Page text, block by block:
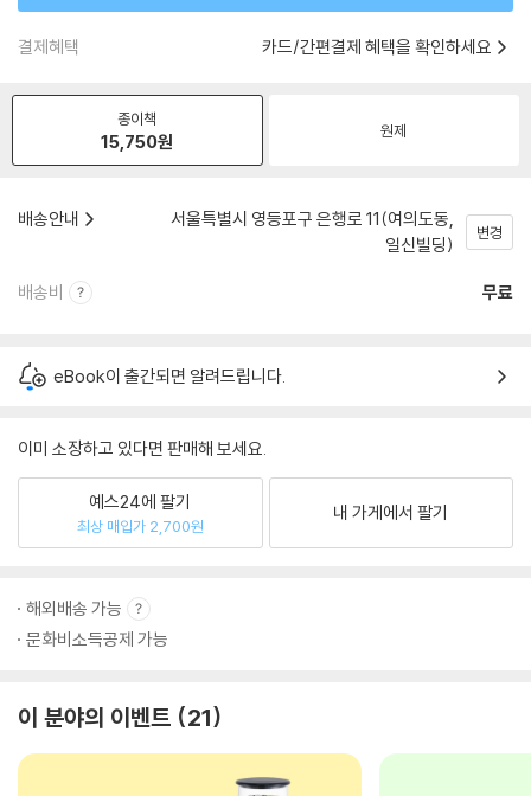
결제혜택 카드/간편결제 혜택을 확인하세요
종이책
15,750원 원제
배송안내
서울특별시 영등포구 은행로 11(여의도동,
일신빌딩)
변경
배송비 무료
eBook이 출간되면 알려드립니다.
이미 소장하고 있다면 판매해 보세요.
예스24에 팔기
최상 매입가 2,700원
내 가게에서 팔기
해외배송 가능
문화비소득공제 가능
이 분야의 이벤트 21